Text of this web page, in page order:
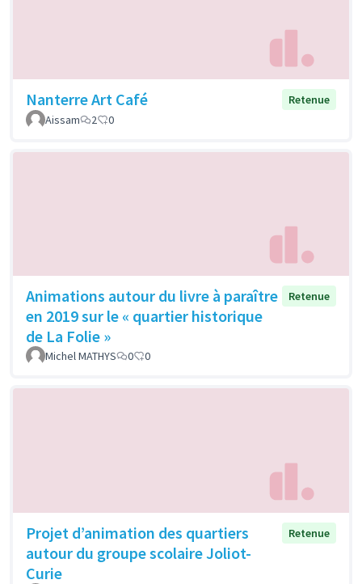
Nanterre Art Café
Retenue
Aissam
2 0
Animations autour du livre à paraître
en 2019 sur le « quartier historique
de La Folie »
Retenue
Michel MATHYS 0 0
Projet d’animation des quartiers
autour du groupe scolaire Joliot-
Curie
Retenue